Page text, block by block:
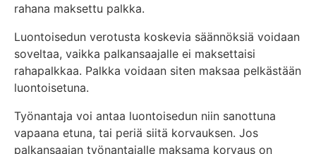
rahana maksettu palkka.
Luontoisedun verotusta koskevia säännöksiä voidaan
soveltaa, vaikka palkansaajalle ei maksettaisi
rahapalkkaa. Palkka voidaan siten maksaa pelkästään
luontoisetuna.
Työnantaja voi antaa luontoisedun niin sanottuna
vapaana etuna, tai periä siitä korvauksen. Jos
palkansaajan työnantajalle maksama korvaus on